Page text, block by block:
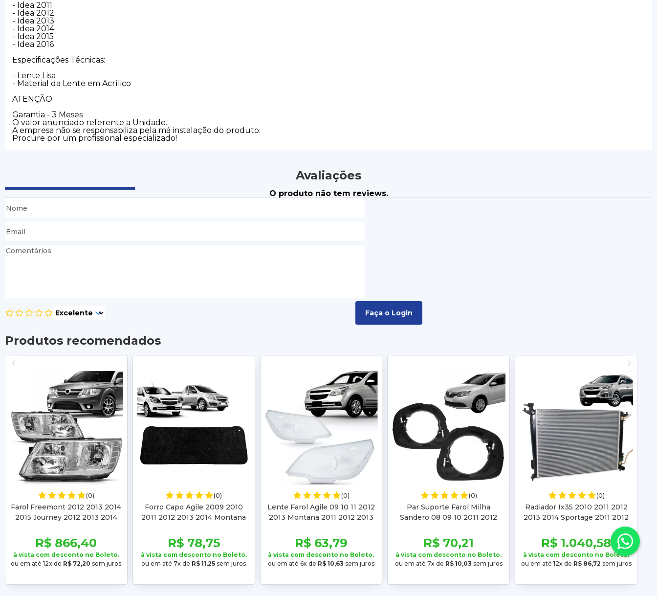
- Idea 2011
- Idea 2012
- Idea 2013
- Idea 2014
- Idea 2015
- Idea 2016
Especificações Técnicas:
- Lente Lisa
- Material da Lente em Acrílico
ATENÇÃO
Garantia - 3 Meses
O valor anunciado referente a Unidade.
A empresa não se responsabiliza pela má instalação do produto.
Procure por um profissional especializado!
Avaliações
O produto não tem reviews.
Faça o Login
Produtos recomendados
(0)
Farol Freemont 2012 2013 2014
2015 Journey 2012 2013 2014
R$ 866,40
à vista com desconto no Boleto.
ou em até 12x de R$ 72,20 sem juros
(0)
Forro Capo Agile 2009 2010
2011 2012 2013 2014 Montana
2017 2018 2019
R$ 78,75
à vista com desconto no Boleto.
ou em até 7x de R$ 11,25 sem juros
(0)
Lente Farol Agile 09 10 11 2012
2013 Montana 2011 2012 2013
2020 2021
R$ 63,79
à vista com desconto no Boleto.
ou em até 6x de R$ 10,63 sem juros
(0)
Par Suporte Farol Milha
Sandero 08 09 10 2011 2012
2012 2013 2014 2015
R$ 70,21
à vista com desconto no Boleto.
ou em até 7x de R$ 10,03 sem juros
(0)
Radiador Ix35 2010 2011 2012
2013 2014 Sportage 2011 2012
Automático Manual
R$ 1.040,58
à vista com desconto no Boleto.
ou em até 12x de R$ 86,72 sem juros